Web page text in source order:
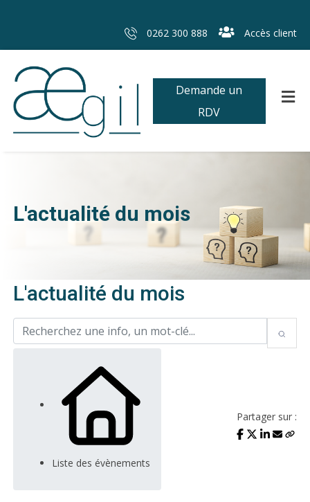
0262 300 888 Accès client
Demande un
RDV
L'actualité du mois
L'actualité du mois
Liste des évènements
Partager sur :